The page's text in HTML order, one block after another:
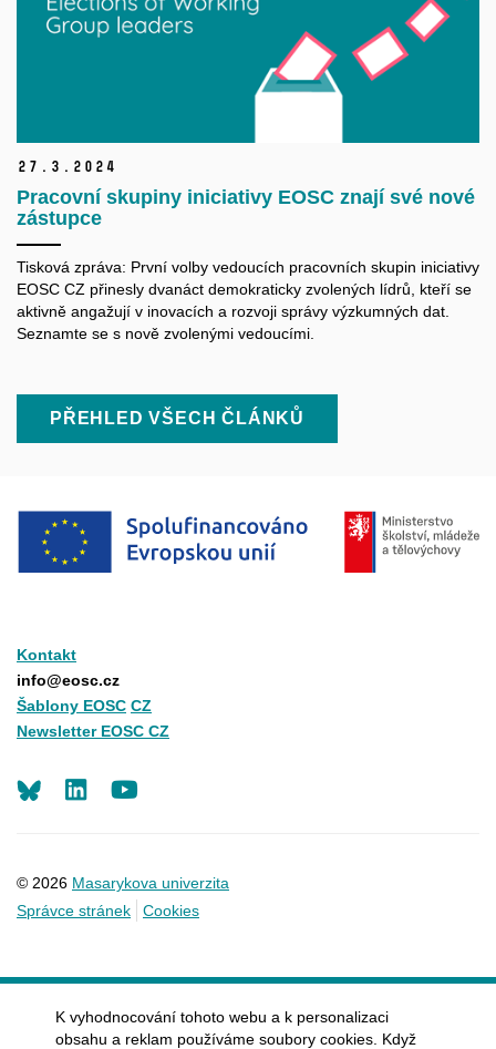
27. 3. 2024
Pracovní skupiny iniciativy EOSC znají své nové
zástupce
Tisková zpráva: První volby vedoucích pracovních skupin iniciativy
EOSC CZ přinesly dvanáct demokraticky zvolených lídrů, kteří se
aktivně angažují v inovacích a rozvoji správy výzkumných dat.
Seznamte se s nově zvolenými vedoucími.
PŘEHLED VŠECH ČLÁNKŮ
Kontakt
info@eosc.cz
Šablony EOSC CZ
Newsletter EOSC CZ
© 2026 Masarykova univerzita
Správce stránek
Cookies
LinkedIn
K vyhodnocování tohoto webu a k personalizaci
obsahu a reklam používáme soubory cookies. Když